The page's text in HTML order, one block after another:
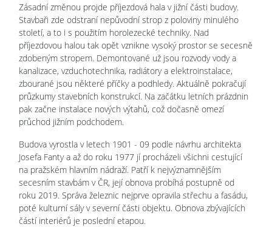
Zásadní změnou projde příjezdová hala v jižní části budovy.
Stavbaři zde odstraní nepůvodní strop z poloviny minulého
století, a to i s použitím horolezecké techniky. Nad
příjezdovou halou tak opět vznikne vysoký prostor se secesně
zdobeným stropem. Demontované už jsou rozvody vody a
kanalizace, vzduchotechnika, radiátory a elektroinstalace,
zbourané jsou některé příčky a podhledy. Aktuálně pokračují
průzkumy stavebních konstrukcí. Na začátku letních prázdnin
pak začne instalace nových výtahů, což dočasně omezí
průchod jižním podchodem.
Budova vyrostla v letech 1901 - 09 podle návrhu architekta
Josefa Fanty a až do roku 1977 jí procházeli všichni cestující
na pražském hlavním nádraží. Patří k nejvýznamnějším
secesním stavbám v ČR, její obnova probíhá postupně od
roku 2019. Správa železnic nejprve opravila střechu a fasádu,
poté kulturní sály v severní části objektu. Obnova zbývajících
částí interiérů je poslední etapou.